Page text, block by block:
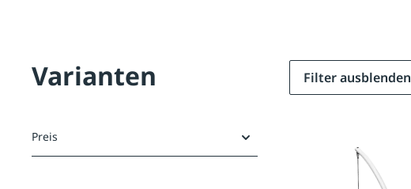
Varianten
Preis
Filter ausblenden